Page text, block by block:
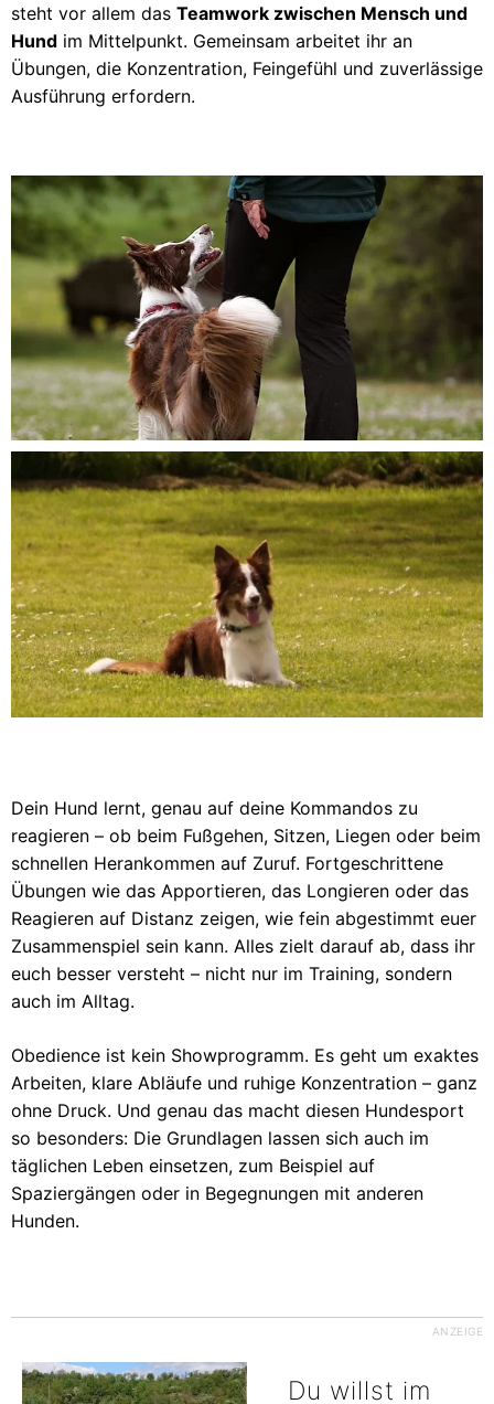
steht vor allem das Teamwork zwischen Mensch und
Hund im Mittelpunkt. Gemeinsam arbeitet ihr an
Übungen, die Konzentration, Feingefühl und zuverlässige
Ausführung erfordern.
Dein Hund lernt, genau auf deine Kommandos zu
reagieren – ob beim Fußgehen, Sitzen, Liegen oder beim
schnellen Herankommen auf Zuruf. Fortgeschrittene
Übungen wie das Apportieren, das Longieren oder das
Reagieren auf Distanz zeigen, wie fein abgestimmt euer
Zusammenspiel sein kann. Alles zielt darauf ab, dass ihr
euch besser versteht – nicht nur im Training, sondern
auch im Alltag.
Obedience ist kein Showprogramm. Es geht um exaktes
Arbeiten, klare Abläufe und ruhige Konzentration – ganz
ohne Druck. Und genau das macht diesen Hundesport
so besonders: Die Grundlagen lassen sich auch im
täglichen Leben einsetzen, zum Beispiel auf
Spaziergängen oder in Begegnungen mit anderen
Hunden.
ANZEIGE
Du willst im